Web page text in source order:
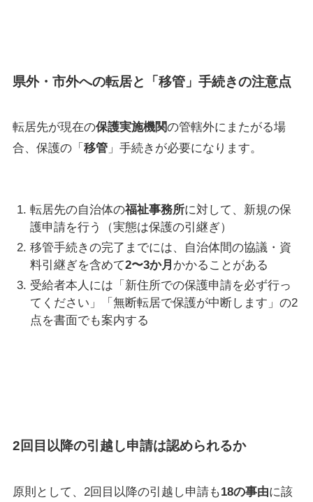
県外・市外への転居と「移管」手続きの注意点
転居先が現在の保護実施機関の管轄外にまたがる場
合、保護の「 移管」手続きが必要になります。
転居先の自治体の福祉事務所に対して、新規の保
護申請を行う（実態は保護の引継ぎ）
移管手続きの完了までには、自治体間の協議・資
料引継ぎを含めて2〜3か月 かかることがある
受給者本人には「新住所での保護申請を必ず行っ
てください」「無断転居で保護が中断します」の2
点を書面でも案内する
2回目以降の引越し申請は認められるか
原則として、2回目以降の引越し申請も18の事由に該